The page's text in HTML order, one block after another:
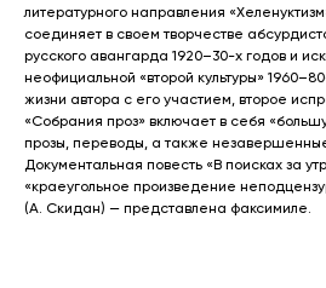
литературного направления
соединяет в своем творчестве
русского авангарда 1920–30-х годов и
неофициальной «второй культуры»
жизни автора с его участием, второе
«Собрания проз» включает в себя
прозы, переводы, а также
Документальная повесть «В поисках за
«краеугольное произведение
(А. Скидан) — представлена факсимиле.